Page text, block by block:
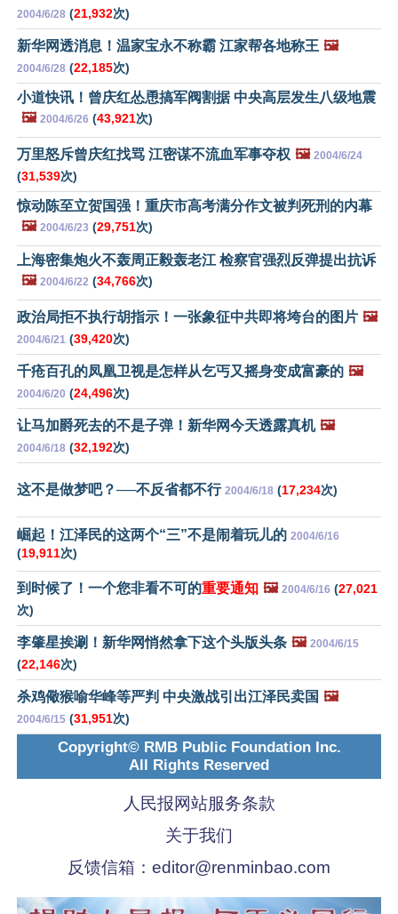
2004/6/28 (21,932次)
新华网透消息！温家宝永不称霸 江家帮各地称王 🖼️
2004/6/28 (22,185次)
小道快讯！曾庆红怂恿搞军阀割据 中央高层发生八级地震
🖼️ 2004/6/26 (43,921次)
万里怒斥曾庆红找骂 江密谋不流血军事夺权 🖼️ 2004/6/24
(31,539次)
惊动陈至立贺国强！重庆市高考满分作文被判死刑的内幕
🖼️ 2004/6/23 (29,751次)
上海密集炮火不轰周正毅轰老江 检察官强烈反弹提出抗诉
🖼️ 2004/6/22 (34,766次)
政治局拒不执行胡指示！一张象征中共即将垮台的图片 🖼️
2004/6/21 (39,420次)
千疮百孔的凤凰卫视是怎样从乞丐又摇身变成富豪的 🖼️
2004/6/20 (24,496次)
让马加爵死去的不是子弹！新华网今天透露真机 🖼️
2004/6/18 (32,192次)
这不是做梦吧？──不反省都不行 2004/6/18 (17,234次)
崛起！江泽民的这两个“三”不是闹着玩儿的 2004/6/16
(19,911次)
到时候了！一个您非看不可的重要通知 🖼️ 2004/6/16 (27,021
次)
李肇星挨涮！新华网悄然拿下这个头版头条 🖼️ 2004/6/15
(22,146次)
杀鸡儆猴喻华峰等严判 中央激战引出江泽民卖国 🖼️
2004/6/15 (31,951次)
Copyright© RMB Public Foundation Inc.
All Rights Reserved
人民报网站服务条款
关于我们
反馈信箱： editor@renminbao.com